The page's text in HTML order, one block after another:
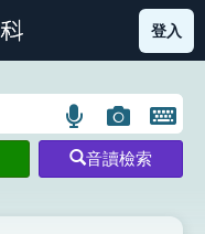
部首索引表圖示
登入
語
言
搜
圖
片
搜
開
鍵
圖
音讀檢索